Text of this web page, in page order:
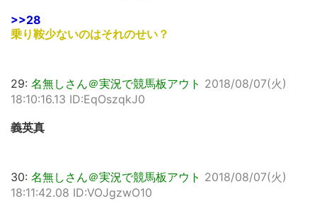
>>28
乗り鞍少ないのはそれのせい？
29: 名無しさん＠実況で競馬板アウト 2018/08/07(火)
18:10:16.13 ID:EqOszqkJ0
義英真
30: 名無しさん＠実況で競馬板アウト 2018/08/07(火)
18:11:42.08 ID:VOJgzwO10